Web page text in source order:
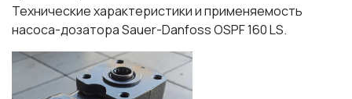
Технические характеристики и применяемость
насоса-дозатора Sauer-Danfoss OSPF 160 LS.